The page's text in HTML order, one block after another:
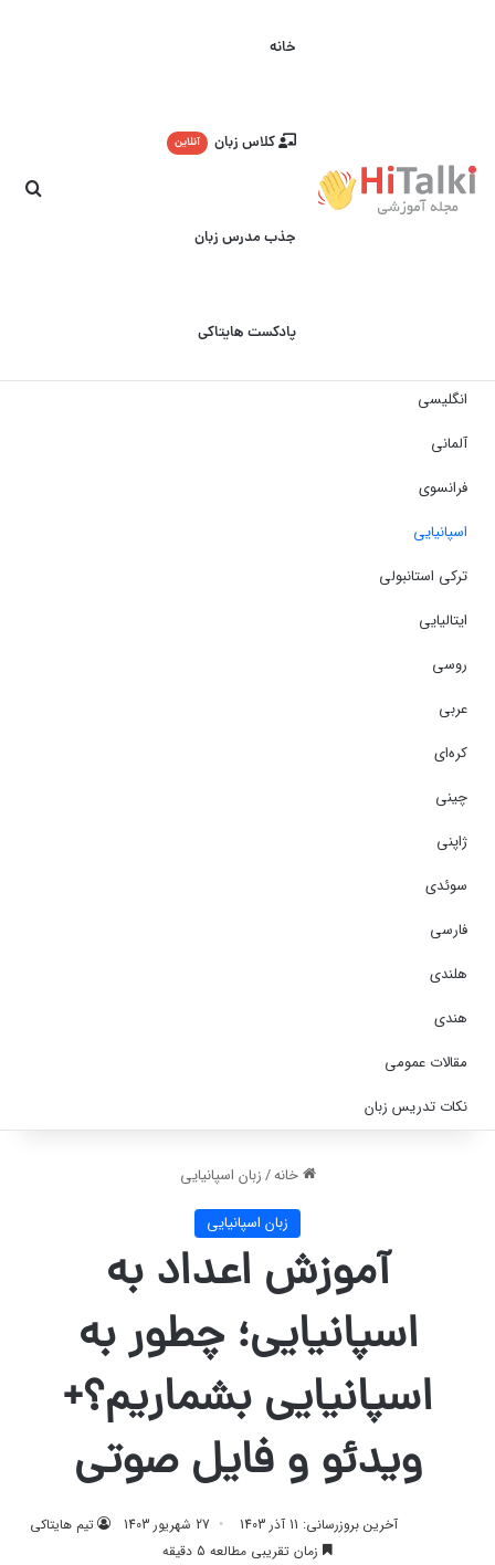
خانه
کلاس زبان آنلاین
جذب مدرس زبان
پادکست هایتاکی
انگلیسی
آلمانی
فرانسوی
اسپانیایی
ترکی استانبولی
ایتالیایی
روسی
عربی
کره‌ای
چینی
ژاپنی
سوئدی
فارسی
هلندی
هندی
مقالات عمومی
نکات تدریس زبان
خانه/زبان اسپانیایی
زبان اسپانیایی
آموزش اعداد به
اسپانیایی؛ چطور به
اسپانیایی بشماریم؟+
ویدئو و فایل صوتی
تیم هایتاکی 27 شهریور 1403
آخرین بروزرسانی: 11 آذر 1403
زمان تقریبی مطالعه 5 دقیقه